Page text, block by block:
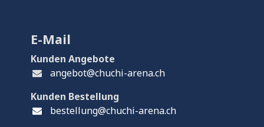
E-Mail
Kunden Angebote
angebot@chuchi-arena.ch
Kunden Bestellung
bestellung@chuchi-arena.ch